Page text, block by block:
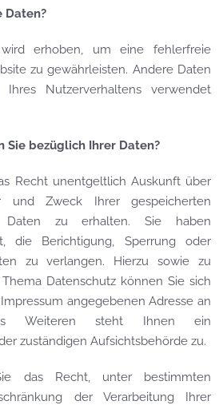
Daten?
erhoben, um eine fehlerfreie
zu gewährleisten. Andere Daten
Nutzerverhaltens verwendet
Sie bezüglich Ihrer Daten?
Recht unentgeltlich Auskunft über
und Zweck Ihrer gespeicherten
Daten zu erhalten. Sie haben
die Berichtigung, Sperrung oder
zu verlangen. Hierzu sowie zu
Datenschutz können Sie sich
angegebenen Adresse an
Weiteren steht Ihnen ein
zuständigen Aufsichtsbehörde zu.
das Recht, unter bestimmten
der Verarbeitung Ihrer